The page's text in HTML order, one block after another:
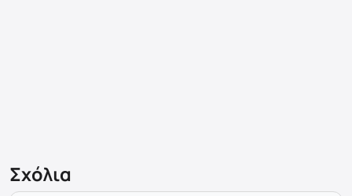
Σχόλια